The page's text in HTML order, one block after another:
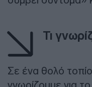
Τι
Σε ένα θολό